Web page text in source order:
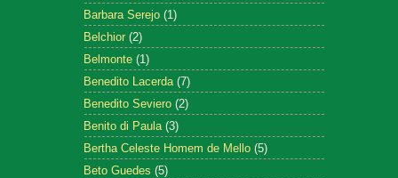
Barbara Serejo (1)
Belchior (2)
Belmonte (1)
Benedito Lacerda (7)
Benedito Seviero (2)
Benito di Paula (3)
Bertha Celeste Homem de Mello (5)
Beto Guedes (5)